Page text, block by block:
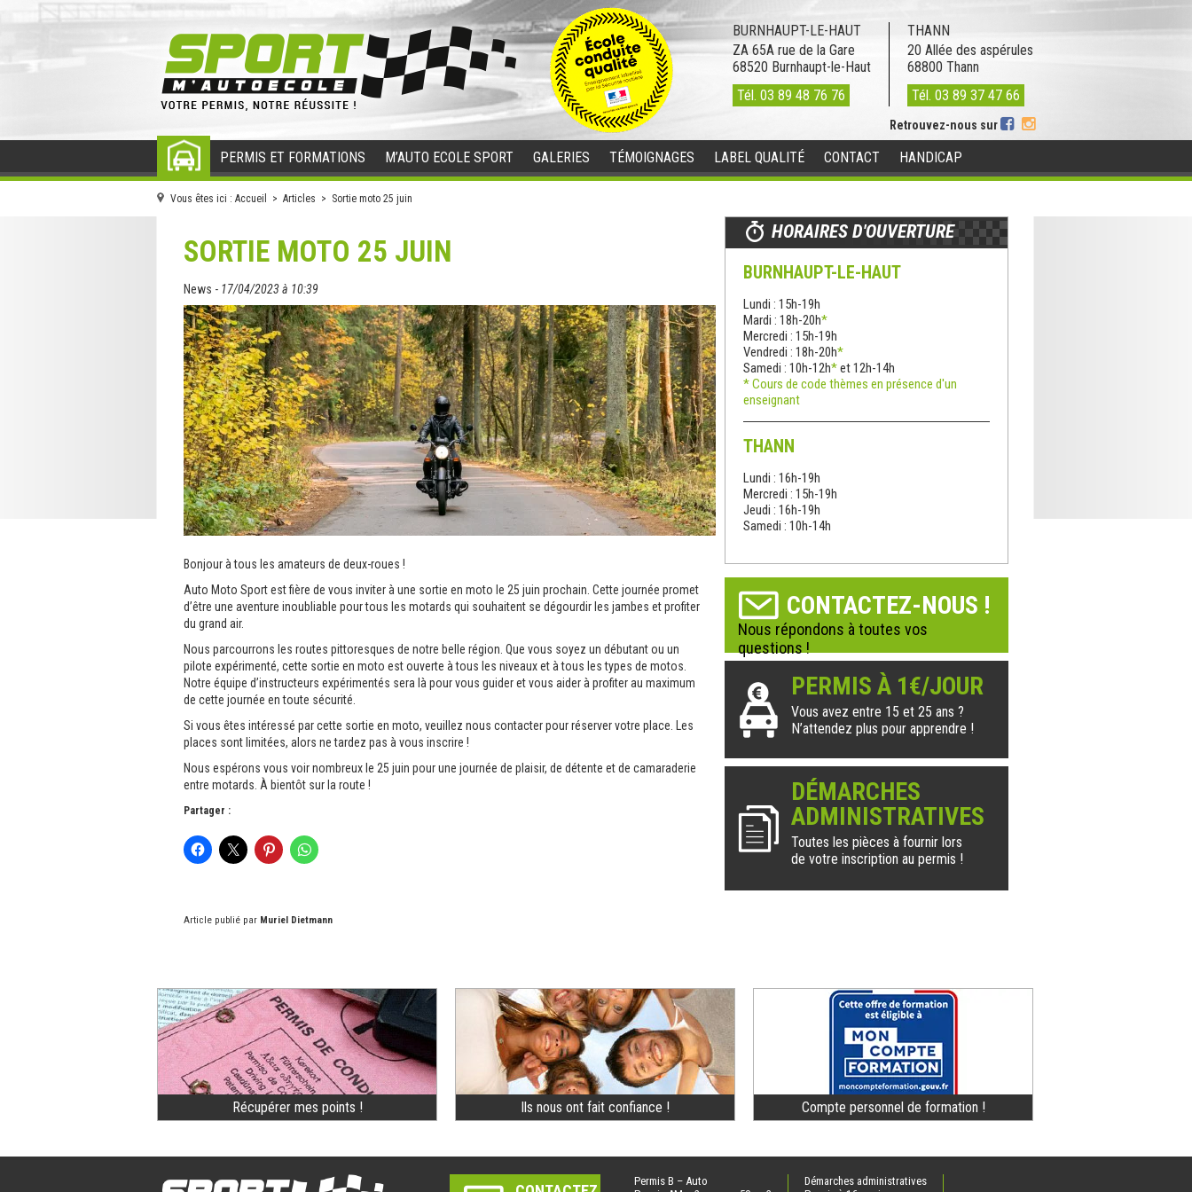
BURNHAUPT-LE-HAUT
ZA 65A rue de la Gare
68520 Burnhaupt-le-Haut
Tél. 03 89 48 76 76
THANN
20 Allée des aspérules
68800 Thann
Tél. 03 89 37 47 66
Retrouvez-nous sur
PERMIS ET FORMATIONS M’AUTO ECOLE SPORT GALERIES TÉMOIGNAGES LABEL QUALITÉ CONTACT HANDICAP
Vous êtes ici : Accueil > Articles > Sortie moto 25 juin
SORTIE MOTO 25 JUIN
News - 17/04/2023 à 10:39
Bonjour à tous les amateurs de deux-roues !
Auto Moto Sport est fière de vous inviter à une sortie en moto le 25 juin prochain. Cette journée promet
d’être une aventure inoubliable pour tous les motards qui souhaitent se dégourdir les jambes et profiter
du grand air.
Nous parcourrons les routes pittoresques de notre belle région. Que vous soyez un débutant ou un
pilote expérimenté, cette sortie en moto est ouverte à tous les niveaux et à tous les types de motos.
Notre équipe d’instructeurs expérimentés sera là pour vous guider et vous aider à profiter au maximum
de cette journée en toute sécurité.
Si vous êtes intéressé par cette sortie en moto, veuillez nous contacter pour réserver votre place. Les
places sont limitées, alors ne tardez pas à vous inscrire !
Nous espérons vous voir nombreux le 25 juin pour une journée de plaisir, de détente et de camaraderie
entre motards. À bientôt sur la route !
Partager :
Article publié par Muriel Dietmann
HORAIRES D'OUVERTURE
BURNHAUPT-LE-HAUT
Lundi : 15h-19h
Mardi : 18h-20h*
Mercredi : 15h-19h
Vendredi : 18h-20h*
Samedi : 10h-12h*et 12h-14h
* Cours de code thèmes en présence d'un
enseignant
THANN
Lundi : 16h-19h
Mercredi : 15h-19h
Jeudi : 16h-19h
Samedi : 10h-14h
CONTACTEZ-NOUS !
Nous répondons à toutes vos
questions !
PERMIS À 1€/JOUR
Vous avez entre 15 et 25 ans ?
N’attendez plus pour apprendre !
DÉMARCHES
ADMINISTRATIVES
Toutes les pièces à fournir lors
de votre inscription au permis !
Récupérer mes points ! Ils nous ont fait confiance ! Compte personnel de formation !
Permis B – Auto
Démarches administratives